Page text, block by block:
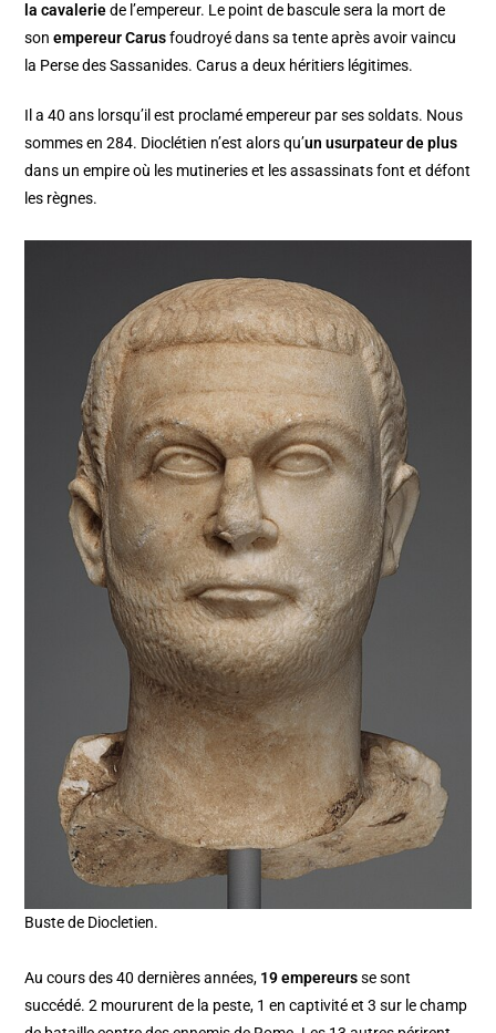
la cavaleriede l’empereur. Le point de bascule sera la mort de
sonempereur Carusfoudroyé dans sa tente après avoir vaincu
la Perse des Sassanides. Carus a deux héritiers légitimes.
Il a 40 ans lorsqu’il est proclamé empereur par ses soldats. Nous
sommes en 284. Dioclétien n’est alors qu’un usurpateur de plus
dans un empire où les mutineries et les assassinats font et défont
les règnes.
Buste de Diocletien.
Au cours des 40 dernières années, 19 empereursse sont
succédé. 2 moururent de la peste, 1 en captivité et 3 sur le champ